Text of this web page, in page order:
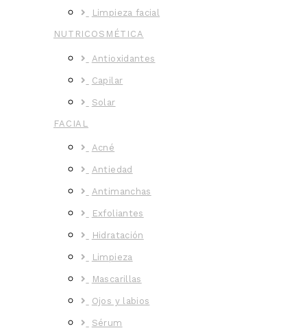
Limpieza facial
NUTRICOSMÉTICA
Antioxidantes
Capilar
Solar
FACIAL
Acné
Antiedad
Antimanchas
Exfoliantes
Hidratación
Limpieza
Mascarillas
Ojos y labios
Sérum